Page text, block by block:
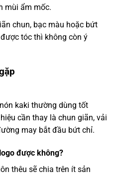
mùi ẩm mốc.
chun, bạc màu hoặc bứt
tóc thì không còn ý
kaki thường dùng tốt
cần thay là chun giãn, vải
may bắt đầu bứt chỉ.
được không?
thêu sẽ chia trên ít sản